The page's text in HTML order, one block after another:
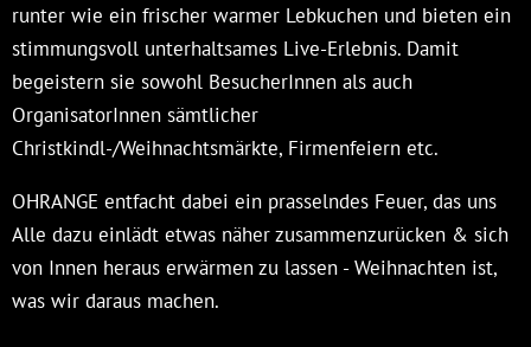
runter wie ein frischer warmer Lebkuchen und bieten ein
stimmungsvoll unterhaltsames Live-Erlebnis. Damit
begeistern sie sowohl BesucherInnen als auch
OrganisatorInnen sämtlicher
Christkindl-/Weihnachtsmärkte, Firmenfeiern etc.
OHRANGE entfacht dabei ein prasselndes Feuer, das uns
Alle dazu einlädt etwas näher zusammenzurücken & sich
von Innen heraus erwärmen zu lassen - Weihnachten ist,
was wir daraus machen.